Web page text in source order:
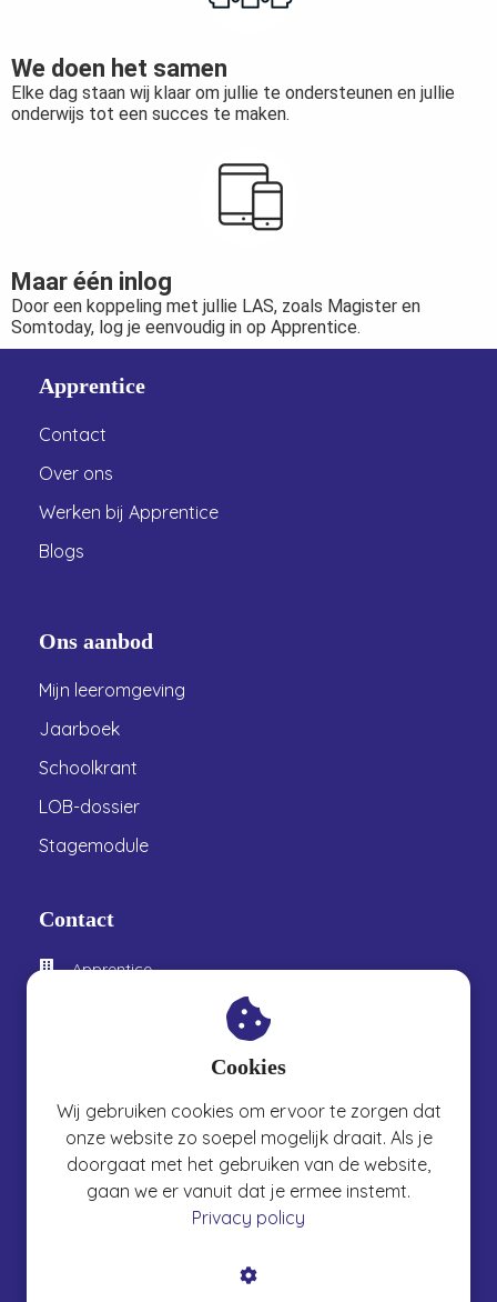
We doen het samen
Elke dag staan wij klaar om jullie te ondersteunen en jullie
onderwijs tot een succes te maken.
Maar één inlog
Door een koppeling met jullie LAS, zoals Magister en
Somtoday, log je eenvoudig in op Apprentice.
Apprentice
Contact
Over ons
Werken bij Apprentice
Blogs
Ons aanbod
Mijn leeromgeving
Jaarboek
Schoolkrant
LOB-dossier
Stagemodule
Contact
Apprentice
info@apprenticexm.nl
Copyright (c) Apprentice, 2026
Algemene voorwaarden
Cookies
Wij gebruiken cookies om ervoor te zorgen dat
onze website zo soepel mogelijk draait. Als je
doorgaat met het gebruiken van de website,
gaan we er vanuit dat je ermee instemt.
Privacy policy